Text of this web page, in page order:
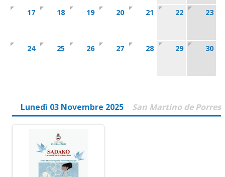
17 18 19 20 21 22 23
24 25 26 27 28 29 30
Lunedì 03 Novembre 2025 San Martino de Porres